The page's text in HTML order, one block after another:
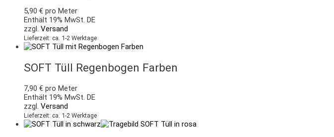
5,90 € pro Meter
Enthält 19% MwSt. DE
zzgl. Versand
Lieferzeit: ca. 1-2 Werktage
SOFT Tüll Regenbogen Farben
7,90 € pro Meter
Enthält 19% MwSt. DE
zzgl. Versand
Lieferzeit: ca. 1-2 Werktage